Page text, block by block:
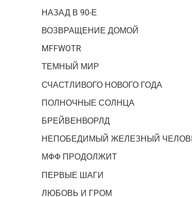
НАЗАД В 90-Е
ВОЗВРАЩЕНИЕ ДОМОЙ
MFFWOTR
ТЕМНЫЙ МИР
СЧАСТЛИВОГО НОВОГО ГОДА
ПОЛНОЧНЫЕ СОЛНЦА
БРЕЙВЕНВОРЛД
НЕПОБЕДИМЫЙ ЖЕЛЕЗНЫЙ
МФФ ПРОДОЛЖИТ
ПЕРВЫЕ ШАГИ
ЛЮБОВЬ И ГРОМ